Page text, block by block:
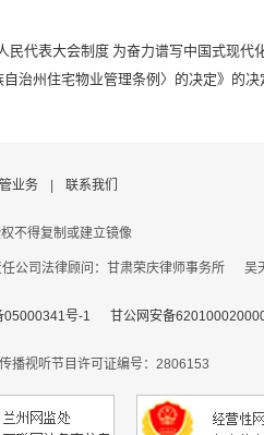
代表大会制度 为奋力谱写中国式现代
治州住宅物业管理条例〉的决定》的决
业务 联系我们
不得复制或建立镜像
公司法律顾问：甘肃荣庆律师事务所
05000341号-1 甘公网安备
播视听节目许可证编号：2806153